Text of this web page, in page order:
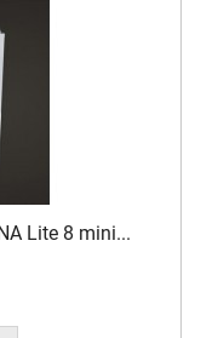
Lite 8 mini...